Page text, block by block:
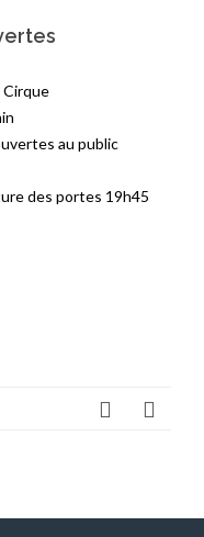
Cirque
au public
des portes 19h45